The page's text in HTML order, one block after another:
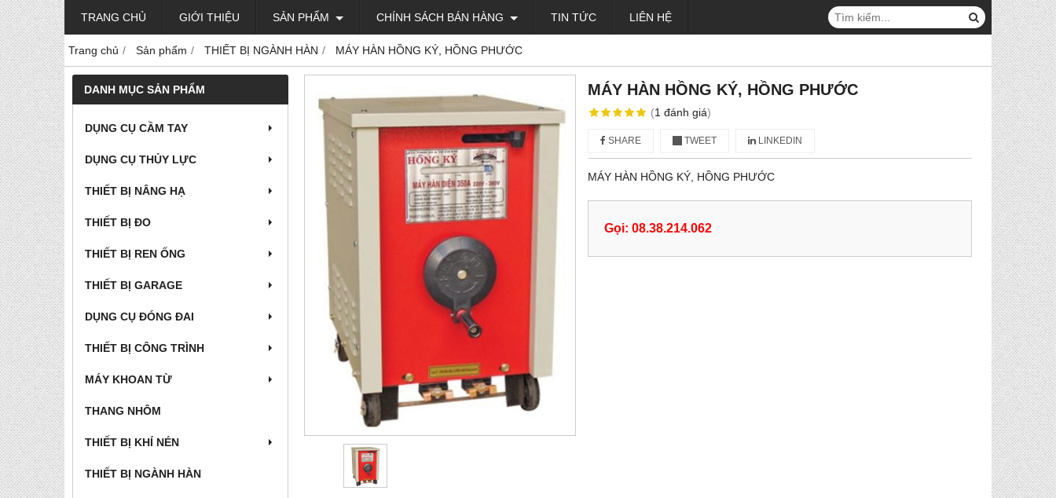
TRANG CHỦ GIỚI THIỆU SẢN PHẨM CHÍNH SÁCH BÁN HÀNG TIN TỨC LIÊN HỆ
Trang chủ Sản phẩm THIẾT BỊ NGÀNH HÀN MÁY HÀN HỒNG KÝ, HỒNG PHƯỚC
DANH MỤC SẢN PHẨM
DỤNG CỤ CẦM TAY
DỤNG CỤ THỦY LỰC
THIẾT BỊ NÂNG HẠ
THIẾT BỊ ĐO
THIẾT BỊ REN ỐNG
THIẾT BỊ GARAGE
DỤNG CỤ ĐÓNG ĐAI
THIẾT BỊ CÔNG TRÌNH
MÁY KHOAN TỪ
THANG NHÔM
THIẾT BỊ KHÍ NÉN
THIẾT BỊ NGÀNH HÀN
MÁY HÀN HỒNG KÝ, HỒNG PHƯỚC
(1 đánh giá)
SHARE TWEET LINKEDIN
MÁY HÀN HỒNG KÝ, HỒNG PHƯỚC
Gọi: 08.38.214.062